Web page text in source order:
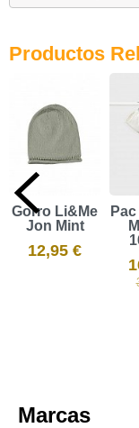
Productos
Gorro Li&Me
Jon Mint
12,95 €
Marcas